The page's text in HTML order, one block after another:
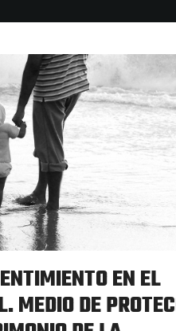
EN EL
MEDIO DE